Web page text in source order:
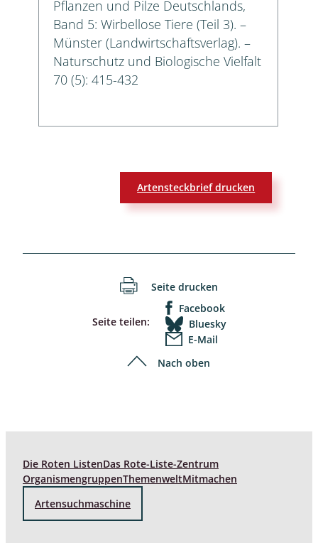
Pflanzen und Pilze Deutschlands,
Band 5: Wirbellose Tiere (Teil 3). –
Münster (Landwirtschaftsverlag). –
Naturschutz und Biologische Vielfalt
70 (5): 415-432
Artensteckbrief drucken
Seite drucken
Seite teilen:
Facebook
Bluesky
E-Mail
Nach oben
Die Roten ListenDas Rote-Liste-Zentrum
OrganismengruppenThemenweltMitmachen
Artensuchmaschine